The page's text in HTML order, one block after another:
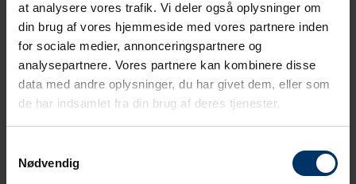
at analysere vores trafik. Vi deler også oplysninger om
din brug af vores hjemmeside med vores partnere inden
for sociale medier, annonceringspartnere og
analysepartnere. Vores partnere kan kombinere disse
data med andre oplysninger, du har givet dem, eller som
de har indsamlet fra din brug af deres tjenester.
Nødvendig